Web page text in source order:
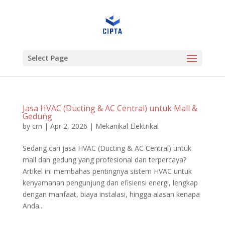
Select Page
Jasa HVAC (Ducting & AC Central) untuk Mall &
Gedung
by crn | Apr 2, 2026 | Mekanikal Elektrikal
Sedang cari jasa HVAC (Ducting & AC Central) untuk
mall dan gedung yang profesional dan terpercaya?
Artikel ini membahas pentingnya sistem HVAC untuk
kenyamanan pengunjung dan efisiensi energi, lengkap
dengan manfaat, biaya instalasi, hingga alasan kenapa
Anda...